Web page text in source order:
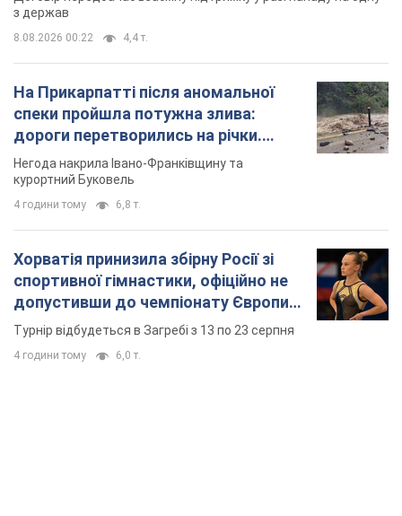
з держав
8.08.2026 00:22 4,4 т.
На Прикарпатті після аномальної
спеки пройшла потужна злива:
дороги перетворились на річки.
Відео
Негода накрила Івано-Франківщину та
курортний Буковель
4 години тому 6,8 т.
Хорватія принизила збірну Росії зі
спортивної гімнастики, офіційно не
допустивши до чемпіонату Європи
основних спортсменів
Турнір відбудеться в Загребі з 13 по 23 серпня
4 години тому 6,0 т.